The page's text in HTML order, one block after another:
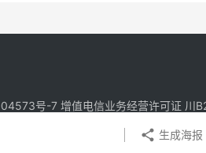
生成海报
号-7 增值电信业务经营许可证 川